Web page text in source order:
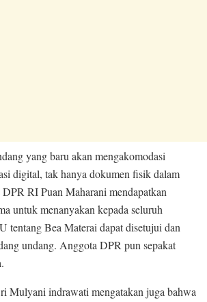
yang baru akan mengakomodasi
digital, tak hanya dokumen fisik dalam
RI Puan Maharani mendapatkan
untuk menanyakan kepada seluruh
tentang Bea Materai dapat disetujui dan
undang. Anggota DPR pun sepakat
Mulyani indrawati mengatakan juga bahwa